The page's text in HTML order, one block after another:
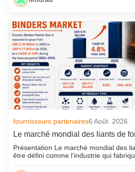
fournisseurs partenaires6 Août. 2026
Le marché mondial des liants de
Présentation Le marché mondial des
être défini comme l’industrie qui